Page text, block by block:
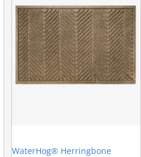
WaterHog® Herringbone